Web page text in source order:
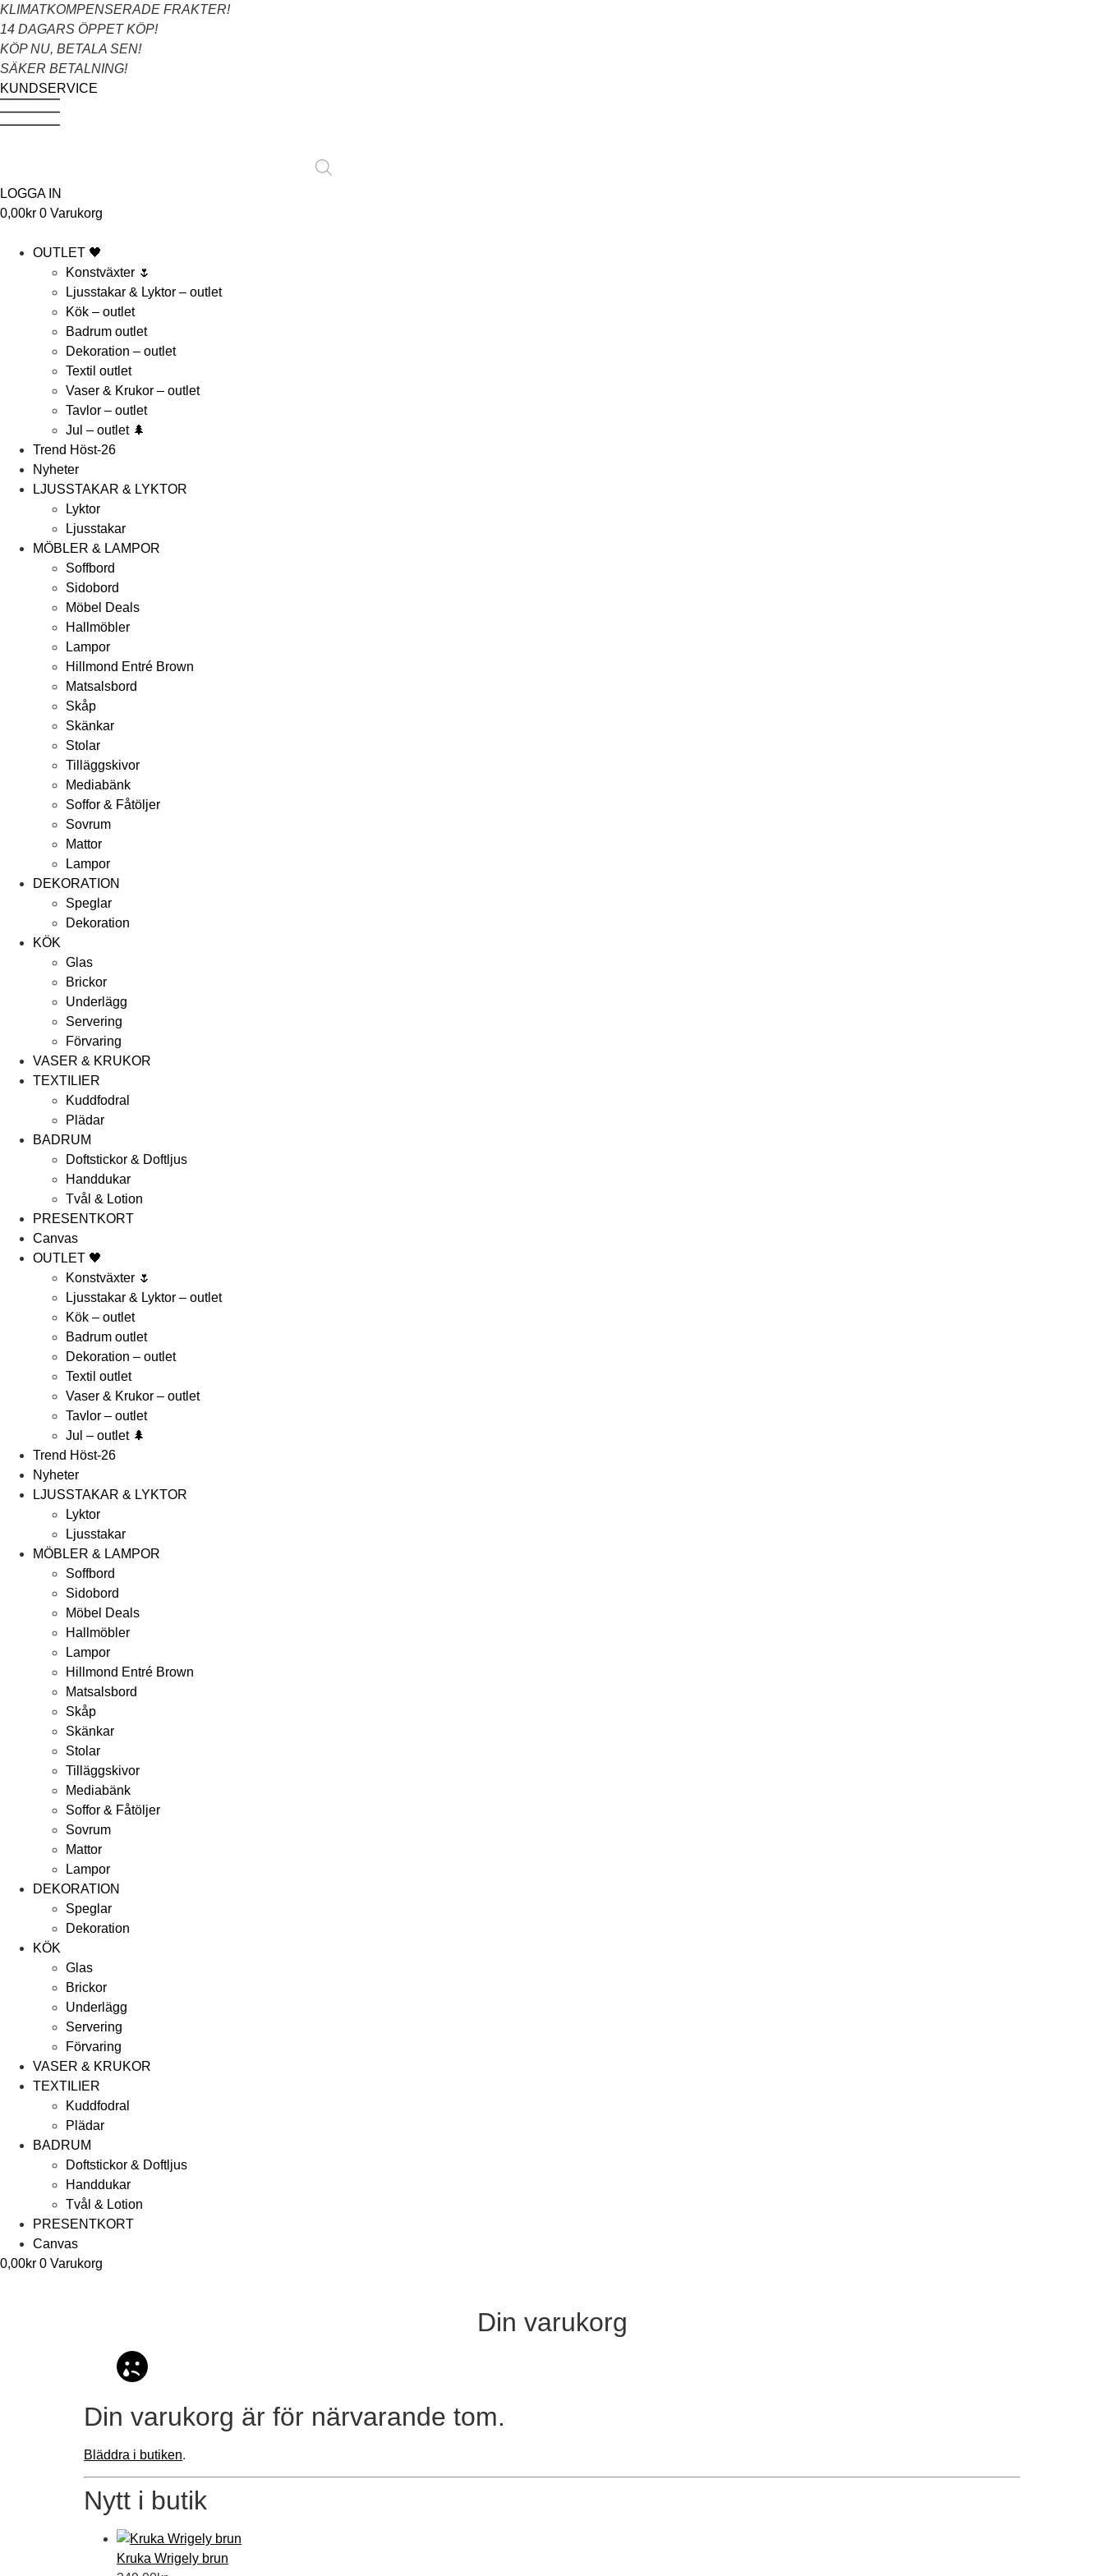
Hoppa
till
innehåll
KLIMATKOMPENSERADE FRAKTER!
14 DAGARS ÖPPET KÖP!
KÖP NU, BETALA SEN!
SÄKER BETALNING!
KUNDSERVICE
Products
search
LOGGA IN
0,00kr 0 Varukorg
OUTLET 🖤
Konstväxter 🌷
Ljusstakar & Lyktor – outlet
Kök – outlet
Badrum outlet
Dekoration – outlet
Textil outlet
Vaser & Krukor – outlet
Tavlor – outlet
Jul – outlet 🌲
Trend Höst-26
Nyheter
LJUSSTAKAR & LYKTOR
Lyktor
Ljusstakar
MÖBLER & LAMPOR
Soffbord
Sidobord
Möbel Deals
Hallmöbler
Lampor
Hillmond Entré Brown
Matsalsbord
Skåp
Skänkar
Stolar
Tilläggskivor
Mediabänk
Soffor & Fåtöljer
Sovrum
Mattor
Lampor
DEKORATION
Speglar
Dekoration
KÖK
Glas
Brickor
Underlägg
Servering
Förvaring
VASER & KRUKOR
TEXTILIER
Kuddfodral
Plädar
BADRUM
Doftstickor & Doftljus
Handdukar
Tvål & Lotion
PRESENTKORT
Canvas
OUTLET 🖤
Konstväxter 🌷
Ljusstakar & Lyktor – outlet
Kök – outlet
Badrum outlet
Dekoration – outlet
Textil outlet
Vaser & Krukor – outlet
Tavlor – outlet
Jul – outlet 🌲
Trend Höst-26
Nyheter
LJUSSTAKAR & LYKTOR
Lyktor
Ljusstakar
MÖBLER & LAMPOR
Soffbord
Sidobord
Möbel Deals
Hallmöbler
Lampor
Hillmond Entré Brown
Matsalsbord
Skåp
Skänkar
Stolar
Tilläggskivor
Mediabänk
Soffor & Fåtöljer
Sovrum
Mattor
Lampor
DEKORATION
Speglar
Dekoration
KÖK
Glas
Brickor
Underlägg
Servering
Förvaring
VASER & KRUKOR
TEXTILIER
Kuddfodral
Plädar
BADRUM
Doftstickor & Doftljus
Handdukar
Tvål & Lotion
PRESENTKORT
Canvas
0,00kr 0 Varukorg
Din varukorg
Din varukorg är för närvarande tom.
Bläddra i butiken.
Nytt i butik
Kruka Wrigely brun